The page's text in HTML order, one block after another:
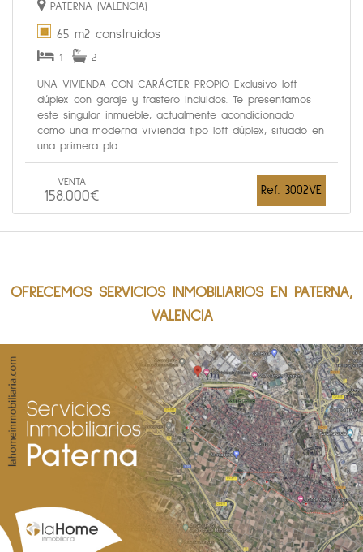
PATERNA (VALENCIA)
65 m2 construidos
1 2
UNA VIVIENDA CON CARÁCTER PROPIO Exclusivo loft
dúplex con garaje y trastero incluidos. Te presentamos
este singular inmueble, actualmente acondicionado
como una moderna vivienda tipo loft dúplex, situado en
una primera pla...
VENTA
158.000€ Ref. 3002VE
OFRECEMOS SERVICIOS INMOBILIARIOS EN PATERNA,
VALENCIA